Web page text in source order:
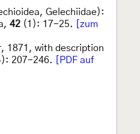
Gelechiidae):
42 (1): 17-25.
[zum
1871, with description
207-246.
[PDF auf